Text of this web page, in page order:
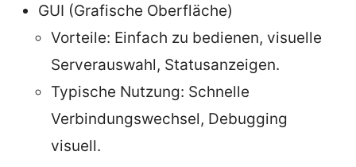
GUI (Grafische Oberfläche)
Vorteile: Einfach zu bedienen, visuelle
Serverauswahl, Statusanzeigen.
Typische Nutzung: Schnelle
Verbindungswechsel, Debugging
visuell.